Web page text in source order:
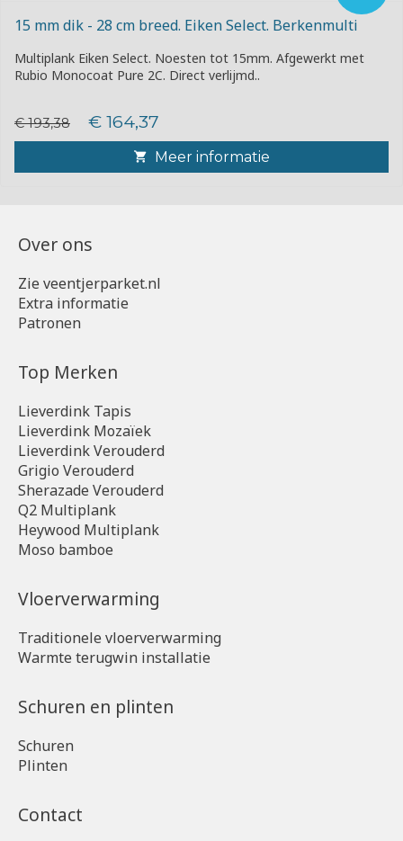
15 mm dik - 28 cm breed. Eiken Select. Berkenmulti
Multiplank Eiken Select. Noesten tot 15mm. Afgewerkt met
Rubio Monocoat Pure 2C. Direct verlijmd..
€ 193,38 € 164,37
Meer informatie
Over ons
Zie veentjerparket.nl
Extra informatie
Patronen
Top Merken
Lieverdink Tapis
Lieverdink Mozaïek
Lieverdink Verouderd
Grigio Verouderd
Sherazade Verouderd
Q2 Multiplank
Heywood Multiplank
Moso bamboe
Vloerverwarming
Traditionele vloerverwarming
Warmte terugwin installatie
Schuren en plinten
Schuren
Plinten
Contact